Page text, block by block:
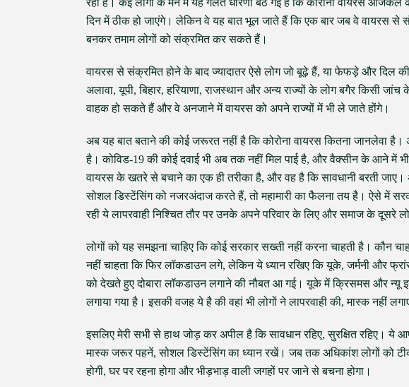
रहा है। कई लोगों के मन में यह गलत धारणा बैठ गई है कि कोरोना वायरस आजकल
दिन में ठीक हो जाएंगे। लेकिन वे यह बात भूल जाते हैं कि एक बार जब वे वायरस से
बनकर तमाम लोगों को संक्रमित कर सकते हैं।
वायरस से संक्रमित होने के बाद ज्यादातर ऐसे लोग जो बूढ़े हैं, या फेफड़े और दिल
अलावा, यूपी, बिहार, हरियाणा, राजस्थान और अन्य राज्यों के लोग बगैर किसी
वाहक हो सकते हैं और वे अनजाने में वायरस को अपने राज्यों में भी ले जाते होंगे।
अब यह बात बताने की कोई जरूरत नहीं है कि कोरोना वायरस कितना जानलेवा
है। कोविड-19 की कोई दवाई भी अब तक नहीं मिल पाई है, और वैक्सीन के आने में
वायरस के खतरे से बचाने का एक ही तरीका है, और वह है कि सावधानी बरती
सोशल डिस्टेंसिंग को नजरअंदाज करते हैं, तो महामारी का फैलना तय है। ऐसे में
रही ये लापरवाही निश्चित तौर पर उनके अपने परिवार के लिए और समाज के दूसरे
लोगों को यह समझना चाहिए कि कोई सरकार सख्ती नहीं करना चाहती है। कौन
नहीं चाहता कि फिर लॉकडाउन लगे, लेकिन ये ध्यान रखिए कि यूके, जर्मनी और
को देखते हुए दोबारा लॉकडाउन लगाने की नौबत आ गई। यूके में क्रिसमस और न्यू
लगाया गया है। इसकी वजह ये है की वहां भी लोगों ने लापरवाही की, मास्क नहीं
इसलिए मेरी सभी से हाथ जोड़ कर अपील है कि सावधान रहिए, सुरक्षित रहिए। ये
मास्क जरूर पहनें, सोशल डिस्टेंसिंग का ध्यान रखें। जब तक अधिकांश लोगों को
होगी, घर पर रहना होगा और भीड़भाड़ वाली जगहों पर जाने से बचना होगा।